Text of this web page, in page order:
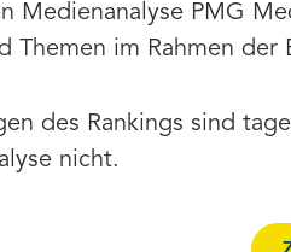
Medienanalyse PMG
Themen im Rahmen
des Rankings sind
nicht.